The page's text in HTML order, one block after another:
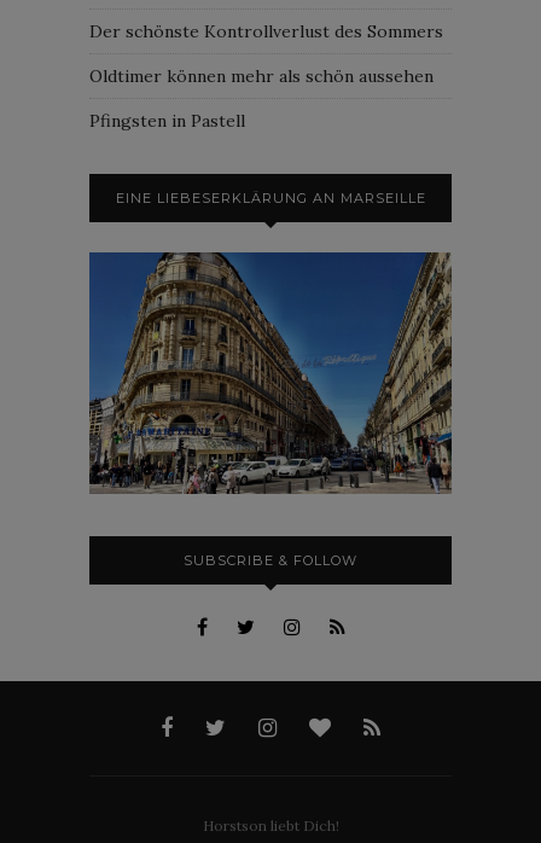
Der schönste Kontrollverlust des Sommers
Oldtimer können mehr als schön aussehen
Pfingsten in Pastell
EINE LIEBESERKLÄRUNG AN MARSEILLE
SUBSCRIBE & FOLLOW
Horstson liebt Dich!